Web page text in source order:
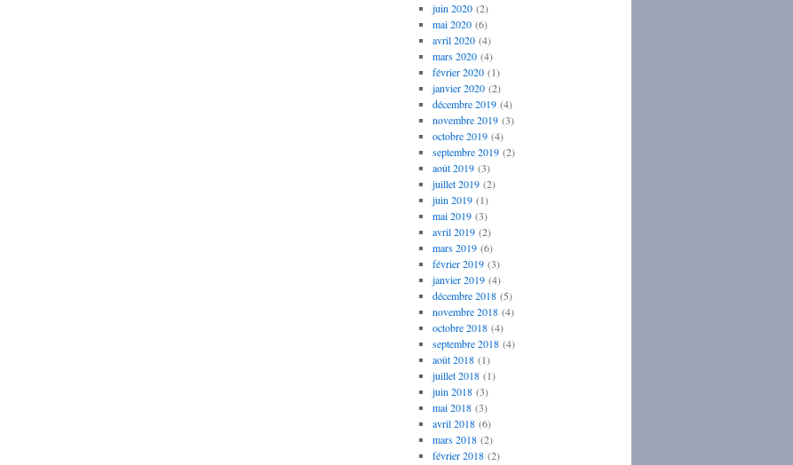
juin 2020(2)
mai 2020(6)
avril 2020(4)
mars 2020(4)
février 2020(1)
janvier 2020(2)
décembre 2019(4)
novembre 2019(3)
octobre 2019(4)
septembre 2019(2)
août 2019(3)
juillet 2019(2)
juin 2019(1)
mai 2019(3)
avril 2019(2)
mars 2019(6)
février 2019(3)
janvier 2019(4)
décembre 2018(5)
novembre 2018(4)
octobre 2018(4)
septembre 2018(4)
août 2018(1)
juillet 2018(1)
juin 2018(3)
mai 2018(3)
avril 2018(6)
mars 2018(2)
février 2018(2)